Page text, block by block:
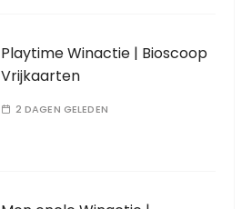
Playtime Winactie | Bioscoop
Vrijkaarten
2 DAGEN GELEDEN